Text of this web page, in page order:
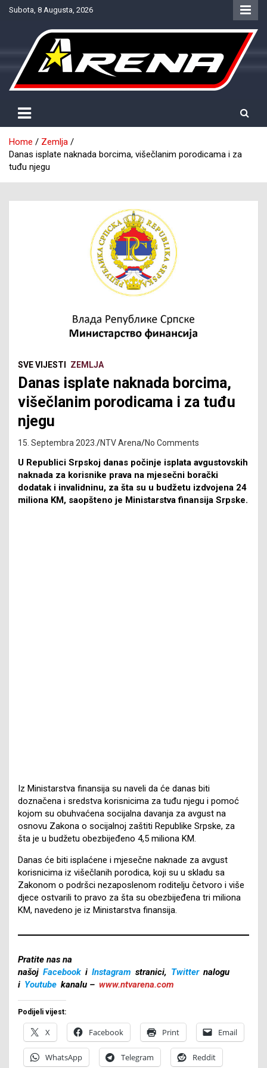
SkipSubota, 8 Augusta, 2026
NTV Arena
Home
Zemlja
Danas isplate naknada borcima, višečlanim porodicama i za
tuđu njegu
SVE VIJESTI ZEMLJA
Danas isplate naknada borcima,
višečlanim porodicama i za tuđu
njegu
15. Septembra 2023. NTV Arena No Comments
U Republici Srpskoj danas počinje isplata avgustovskih
naknada za korisnike prava na mjesečni borački
dodatak i invalidninu, za šta su u budžetu izdvojena 24
miliona KM, saopšteno je Ministarstva finansija Srpske.
Iz Ministarstva finansija su naveli da će danas biti
doznačena i sredstva korisnicima za tuđu njegu i pomoć
kojom su obuhvaćena socijalna davanja za avgust na
osnovu Zakona o socijalnoj zaštiti Republike Srpske, za
šta je u budžetu obezbijeđeno 4,5 miliona KM.
Danas će biti isplaćene i mjesečne naknade za avgust
korisnicima iz višečlanih porodica, koji su u skladu sa
Zakonom o podršci nezaposlenom roditelju četvoro i više
djece ostvarili to pravo za šta su obezbijeđena tri miliona
KM, navedeno je iz Ministarstva finansija.
Pratite nas na
našoj Facebook i Instagram stranici, Twitter nalogu
i Youtube kanalu – www.ntvarena.com
Podijeli vijest:
X Facebook Print Email
WhatsApp Telegram Reddit